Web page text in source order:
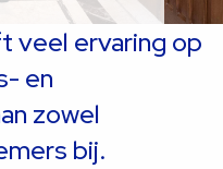
veel ervaring op
en
zowel
bij.